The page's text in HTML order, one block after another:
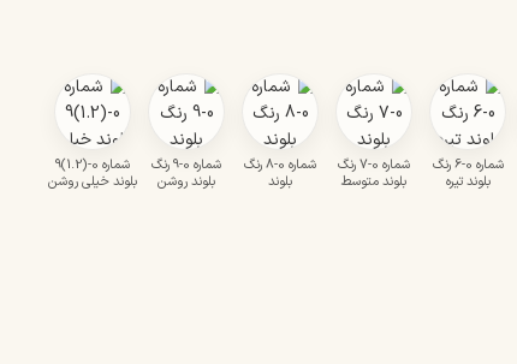
شماره 0-6 رنگ
بلوند تیره
شماره 0-7 رنگ
بلوند متوسط
شماره 0-8 رنگ
بلوند
شماره 0-9 رنگ
بلوند روشن
شماره 0-(1.2)9
بلوند خیلی روشن